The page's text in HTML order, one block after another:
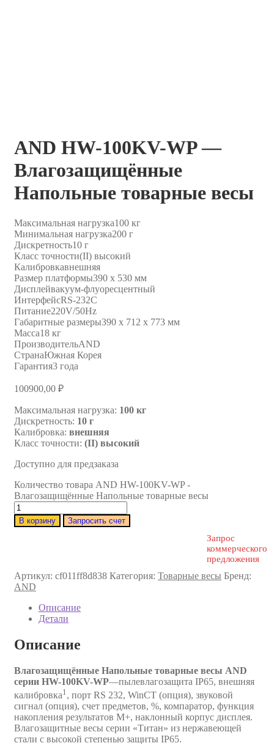
AND HW-100KV-WP —
Влагозащищённые
Напольные товарные весы
Максимальная нагрузка100 кг
Минимальная нагрузка200 г
Дискретность10 г
Класс точности(II) высокий
Калибровкавнешняя
Размер платформы390 х 530 мм
Дисплейвакуум-флуоресцентный
ИнтерфейсRS-232C
Питание220V/50Hz
Габаритные размеры390 x 712 x 773 мм
Масса18 кг
ПроизводительAND
СтранаЮжная Корея
Гарантия3 года
100900,00 ₽
Максимальная нагрузка: 100 кг
Дискретность: 10 г
Калибровка: внешняя
Класс точности: (II) высокий
Доступно для предзаказа
Количество товара AND HW-100KV-WP -
Влагозащищённые Напольные товарные весы
В корзину Запросить счет
Запрос
коммерческого
предложения
Артикул: cf011ff8d838 Категория: Товарные весы Бренд:
AND
Описание
Детали
Описание
Влагозащищённые Напольные товарные весы AND
серии HW-100KV-WP—пылевлагозащита IP65, внешняя
калибровка1 , порт RS 232, WinCT (опция), звуковой
сигнал (опция), счет предметов, %, компаратор, функция
накопления результатов М+, наклонный корпус дисплея.
Влагозащитные весы серии «Титан» из нержавеющей
стали с высокой степенью защиты IP65.